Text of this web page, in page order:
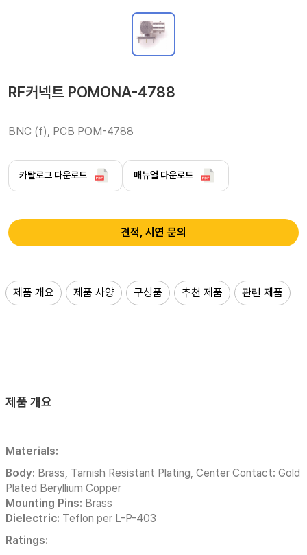
RF커넥트 POMONA-4788
BNC (f), PCB POM-4788
카탈로그 다운로드 매뉴얼 다운로드
견적, 시연 문의
제품 개요 제품 사양 구성품 추천 제품 관련 제품
제품 개요
Materials:
Body: Brass, Tarnish Resistant Plating, Center Contact: Gold
Plated Beryllium Copper
Mounting Pins: Brass
Dielectric: Teflon per L-P-403
Ratings: